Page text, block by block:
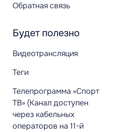
Обратная связь
Будет полезно
Видеотрансляция
Теги
Телепрограмма «Спорт
ТВ» (Канал доступен
через кабельных
операторов на 11-й